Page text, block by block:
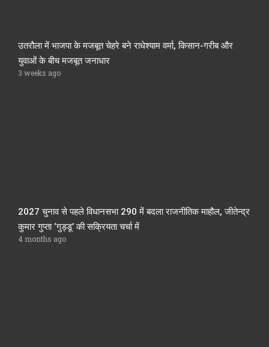
उतरौला में भाजपा के मजबूत चेहरे बने राधेश्याम वर्मा, किसान-गरीब और
युवाओं के बीच मजबूत जनाधार
3 weeks ago
2027 चुनाव से पहले विधानसभा 290 में बदला राजनीतिक माहौल, जीतेन्द्र
कुमार गुप्ता ‘गुड्डू’ की सक्रियता चर्चा में
4 months ago